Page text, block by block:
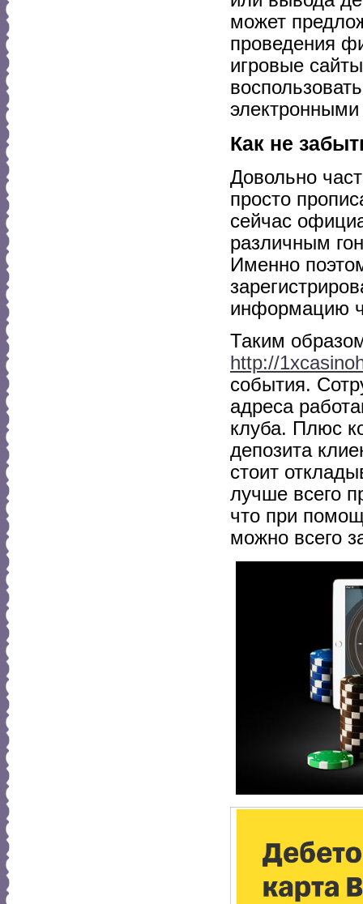
может
проведения
игровые
Как не
Довольно
просто
сейчас
различным
Именно
информацию
Таким
http://
события.
адреса
клуба. Плюс
депозита
стоит
лучше всего
что при
можно всего